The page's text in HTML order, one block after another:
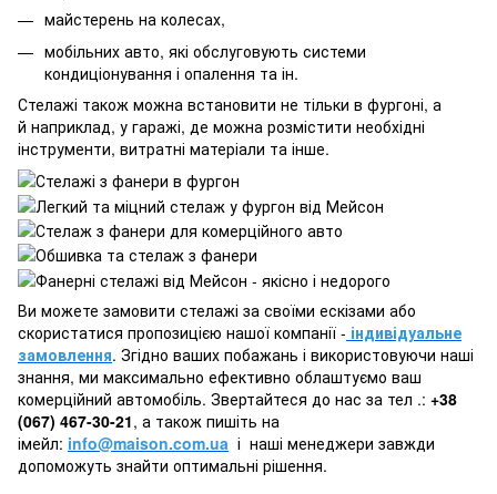
майстерень на колесах,
мобільних авто, які обслуговують системи
кондиціонування і опалення та ін.
Стелажі також можна встановити не тільки в фургоні, а
й наприклад, у гаражі, де можна розмістити необхідні
інструменти, витратні матеріали та інше.
Ви можете замовити стелажі за своїми ескізами або
скористатися пропозицією нашої компанії - індивідуальне
замовлення. Згідно ваших побажань і використовуючи наші
знання, ми максимально ефективно облаштуємо ваш
комерційний автомобіль. Звертайтеся до нас за тел .: +38
(067) 467-30-21, а також пишіть на
імейл: info@maison.com.ua і наші менеджери завжди
допоможуть знайти оптимальні рішення.